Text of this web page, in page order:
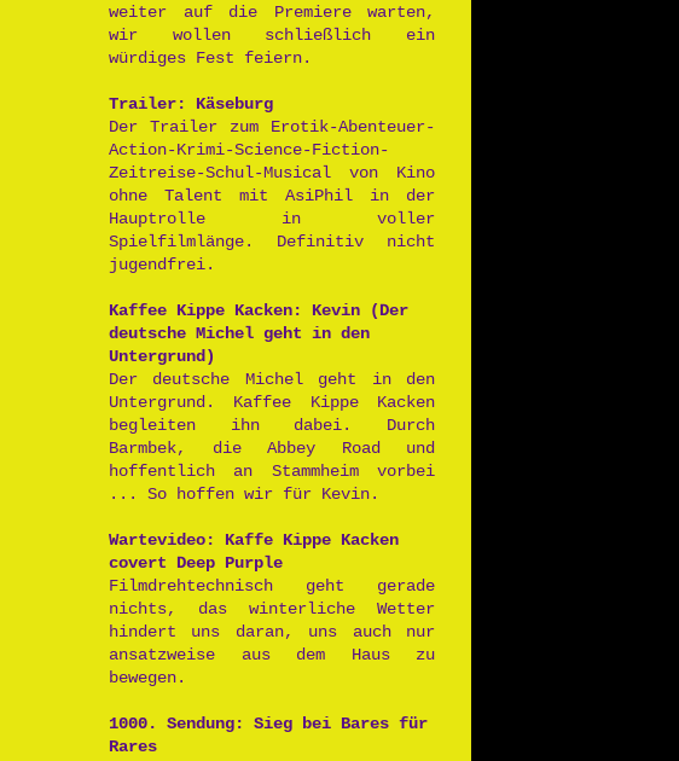
weiter auf die Premiere warten,
wir wollen schließlich ein
würdiges Fest feiern.
Trailer: Käseburg
Der Trailer zum Erotik-Abenteuer-
Action-Krimi-Science-Fiction-
Zeitreise-Schul-Musical von Kino
ohne Talent mit AsiPhil in der
Hauptrolle in voller
Spielfilmlänge. Definitiv nicht
jugendfrei.
Kaffee Kippe Kacken: Kevin (Der
deutsche Michel geht in den
Untergrund)
Der deutsche Michel geht in den
Untergrund. Kaffee Kippe Kacken
begleiten ihn dabei. Durch
Barmbek, die Abbey Road und
hoffentlich an Stammheim vorbei
... So hoffen wir für Kevin.
Wartevideo: Kaffe Kippe Kacken
covert Deep Purple
Filmdrehtechnisch geht gerade
nichts, das winterliche Wetter
hindert uns daran, uns auch nur
ansatzweise aus dem Haus zu
bewegen.
1000. Sendung: Sieg bei Bares für
Rares